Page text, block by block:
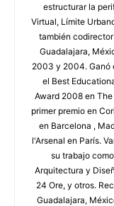
estructurar la
Virtual, Límite
también
Guadalajara,
2003 y 2004. Ganó
el Best
Award 2008 en
primer premio en
en Barcelona ,
l'Arsenal en París.
su trabajo
Arquitectura y
24 Ore, y otros.
Guadalajara,